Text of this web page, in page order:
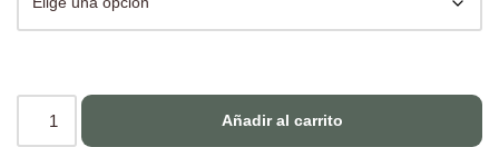
Añadir al carrito